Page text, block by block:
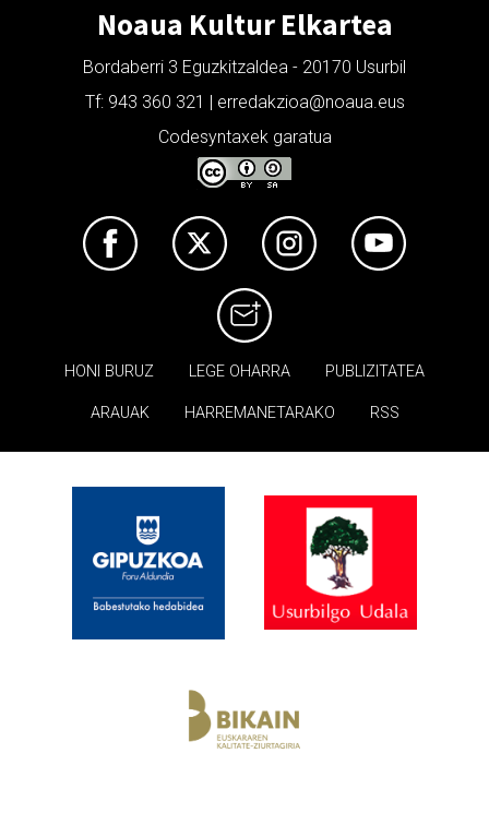
Noaua Kultur Elkartea
Bordaberri 3 Eguzkitzaldea - 20170 Usurbil
Tf: 943 360 321 | erredakzioa@noaua.eus
Codesyntaxek garatua
HONI BURUZ LEGE OHARRA PUBLIZITATEA
ARAUAK HARREMANETARAKO RSS